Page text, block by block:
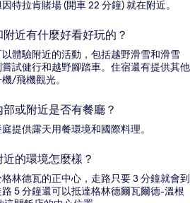
特拉肯賭場 (開車 22 分鐘) 就在附近。
近有什麼好看好玩的？
體驗附近的活動，包括越野滑雪和滑雪
試健行和越野腳踏車。住宿還有提供其他
/飛機觀光。
或附近是否有餐廳？
提供露天用餐環境和國際料理。
的環境怎麼樣？
林德瓦的正中心，走路只要 3 分鐘就會到
5 分鐘還可以抵達格林德爾瓦爾德-溫根